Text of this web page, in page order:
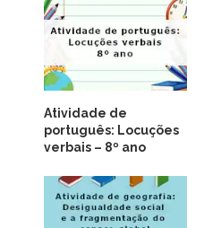
Atividade de
português: Locuções
verbais – 8º ano